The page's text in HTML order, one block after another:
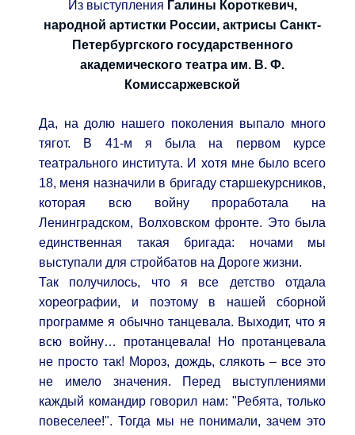
Из выступления Галины Короткевич,
народной артистки России, актрисы Санкт-
Петербургского государственного
академического театра им. В. Ф.
Комиссаржевской
Да, на долю нашего поколения выпало много
тягот. В 41-м я была на первом курсе
театрального института. И хотя мне было всего
18, меня назначили в бригаду старшекурсников,
которая всю войну проработала на
Ленинградском, Волховском фронте. Это была
единственная такая бригада: ночами мы
выступали для стройбатов на Дороге жизни.
Так получилось, что я все детство отдала
хореографии, и поэтому в нашей сборной
программе я обычно танцевала. Выходит, что я
всю войну… протанцевала! Но протанцевала
не просто так! Мороз, дождь, слякоть – все это
не имело значения. Перед выступлениями
каждый командир говорил нам: "Ребята, только
повеселее!". Тогда мы не понимали, зачем это